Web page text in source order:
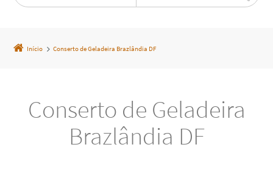
Início Conserto de Geladeira Brazlândia DF
Conserto de Geladeira
Brazlândia DF